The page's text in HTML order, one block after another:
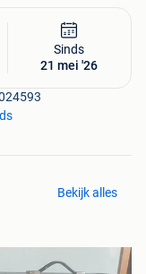
Sinds
21 mei '26
Bekijk alles